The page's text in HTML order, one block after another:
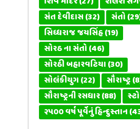
સંત દેવીદાસ(32) સંતો
સિધ્ધરાજ જયસિંહ(19)
સોરઠ ના સંતો(46)
સોરઠી બહારવટિયા(30)
સોલંકીયુગ(22) સૌરાષ્ટ્ર
સૌરાષ્ટ્રની રસધાર(88)
૨૫૦૦ વર્ષ પૂર્વેનું હિન્દુસ્તાન